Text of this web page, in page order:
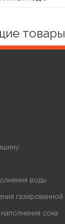
Другая вспомогательная машина
товары
воды
газированной
сока